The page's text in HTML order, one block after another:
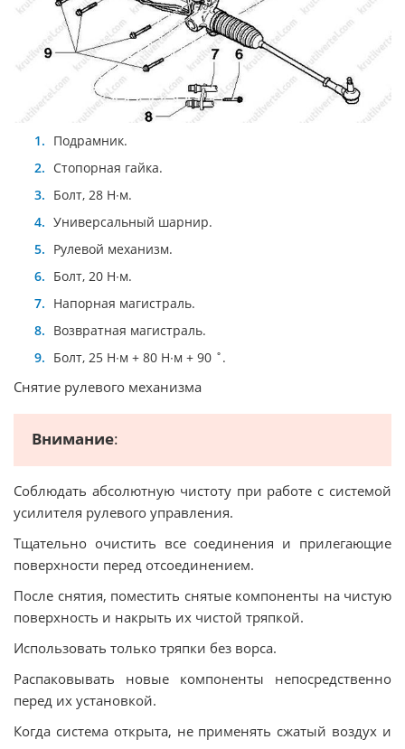
Подрамник.
Стопорная гайка.
Болт, 28 Н∙м.
Универсальный шарнир.
Рулевой механизм.
Болт, 20 Н∙м.
Напорная магистраль.
Возвратная магистраль.
Болт, 25 Н∙м + 80 Н∙м + 90 ˚.
Снятие рулевого механизма
Внимание:
Соблюдать абсолютную чистоту при работе с системой
усилителя рулевого управления.
Тщательно очистить все соединения и прилегающие
поверхности перед отсоединением.
После снятия, поместить снятые компоненты на чистую
поверхность и накрыть их чистой тряпкой.
Использовать только тряпки без ворса.
Распаковывать новые компоненты непосредственно
перед их установкой.
Когда система открыта, не применять сжатый воздух и